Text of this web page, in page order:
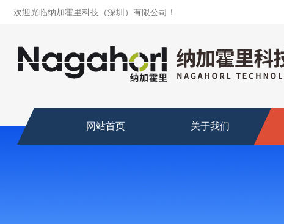
欢迎光临纳加霍里科技（深圳）有限公司！
网站首页 关于我们